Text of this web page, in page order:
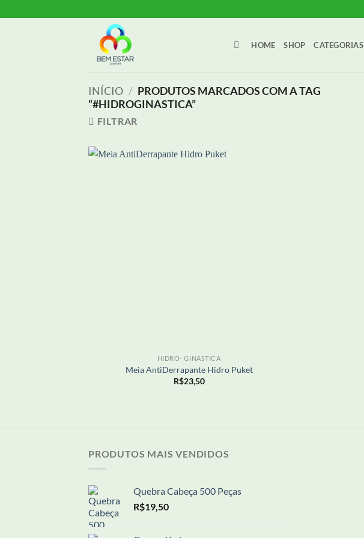
to
HOME SHOP CATEGORIAS
INÍCIO / PRODUTOS MARCADOS COM A TAG
“#HIDROGINASTICA”
FILTRAR
HIDRO- GINÁSTICA
Meia AntiDerrapante Hidro Puket
R$23,50
PRODUTOS MAIS VENDIDOS
Quebra Cabeça 500 Peças
R$19,50